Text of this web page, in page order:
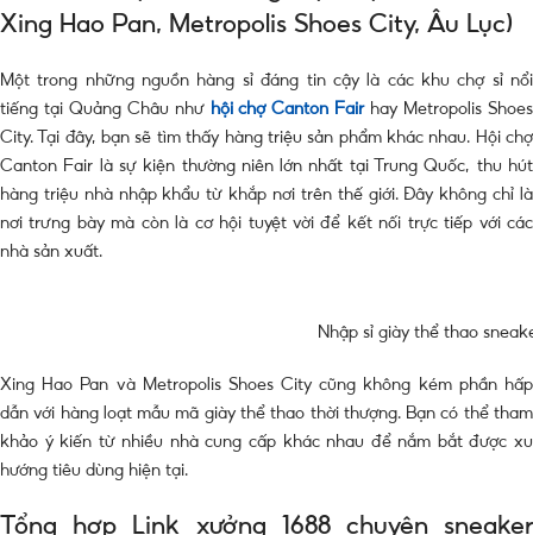
Xing Hao Pan, Metropolis Shoes City, Âu Lục)
Một trong những nguồn hàng sỉ đáng tin cậy là các khu chợ sỉ nổi
tiếng tại Quảng Châu như hội chợ Canton Fairhay Metropolis Shoes
City. Tại đây, bạn sẽ tìm thấy hàng triệu sản phẩm khác nhau.
Hội chợ
Canton Fair là sự kiện thường niên lớn nhất tại Trung Quốc, thu hút
hàng triệu nhà nhập khẩu từ khắp nơi trên thế giới. Đây không chỉ là
nơi trưng bày mà còn là cơ hội tuyệt vời để kết nối trực tiếp với các
nhà sản xuất.
Nhập sỉ giày thể thao
Xing Hao Pan và Metropolis Shoes City cũng không kém phần hấp
dẫn với hàng loạt mẫu mã giày thể thao thời thượng. Bạn có thể tham
khảo ý kiến từ nhiều nhà cung cấp khác nhau để nắm bắt được xu
hướng tiêu dùng hiện tại.
Tổng hợp Link xưởng 1688 chuyên sneaker